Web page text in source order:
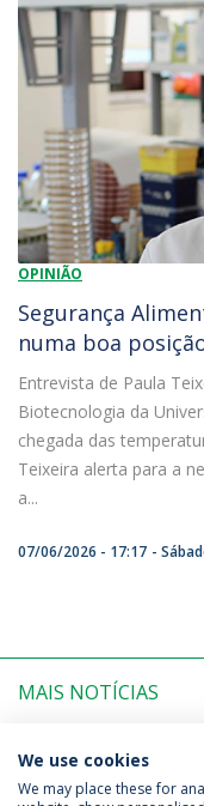
OPINIÃO
Segurança
numa boa
Entrevista de Paula
Biotecnologia da
chegada das
Teixeira alerta para a
a...
07/06/2026 - 17:17
MAIS NOTÍCIAS
PRÓXIMOS EVENTOS
We use cookies
We may place these for